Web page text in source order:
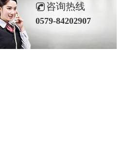
咨询热线
0579-84202907